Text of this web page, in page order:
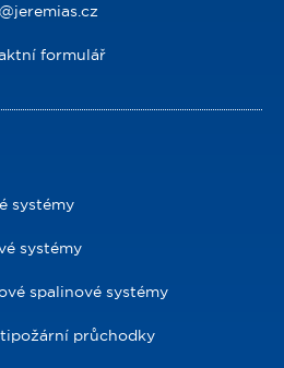
formulář
systémy
systémy
spalinové systémy
průchodky